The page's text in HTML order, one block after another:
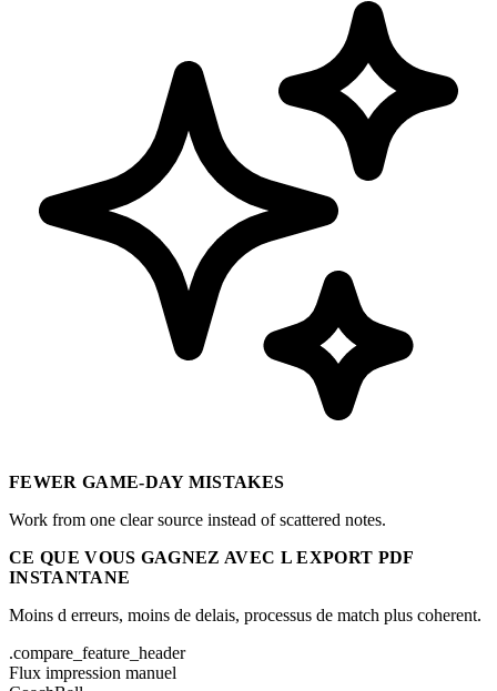
FEWER GAME-DAY MISTAKES
Work from one clear source instead of scattered notes.
CE QUE VOUS GAGNEZ AVEC L EXPORT PDF
INSTANTANE
Moins d erreurs, moins de delais, processus de match plus coherent.
.compare_feature_header
Flux impression manuel